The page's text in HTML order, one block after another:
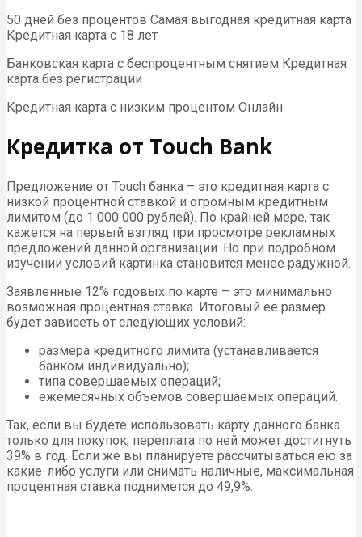
50 дней без процентов Самая выгодная кредитная карта
Кредитная карта с 18 лет
Банковская карта с беспроцентным снятием Кредитная
карта без регистрации
Кредитная карта с низким процентом Онлайн
Кредитка от Touch Bank
Предложение от Touch банка – это кредитная карта с
низкой процентной ставкой и огромным кредитным
лимитом (до 1 000 000 рублей). По крайней мере, так
кажется на первый взгляд при просмотре рекламных
предложений данной организации. Но при подробном
изучении условий картинка становится менее радужной.
Заявленные 12% годовых по карте – это минимально
возможная процентная ставка. Итоговый ее размер
будет зависеть от следующих условий:
размера кредитного лимита (устанавливается
банком индивидуально);
типа совершаемых операций;
ежемесячных объемов совершаемых операций.
Так, если вы будете использовать карту данного банка
только для покупок, переплата по ней может достигнуть
39% в год. Если же вы планируете рассчитываться ею за
какие-либо услуги или снимать наличные, максимальная
процентная ставка поднимется до 49,9%.